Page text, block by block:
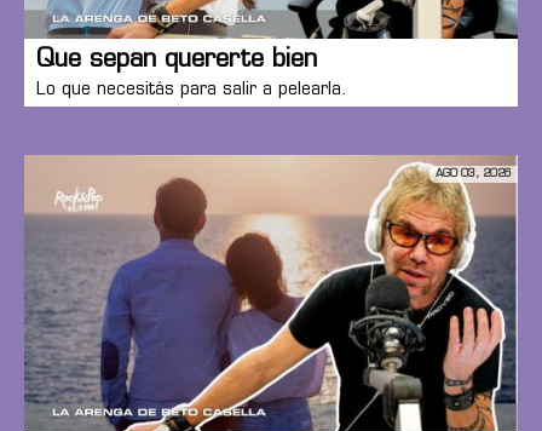
Que sepan quererte bien
Lo que necesitás para salir a pelearla.
AGO 03, 2026